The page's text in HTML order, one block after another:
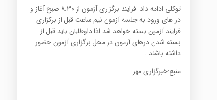
توکلی ادامه داد: فرایند برگزاری آزمون از ۸.۳۰ صبح آغاز و
در های ورود به جلسه آزمون نیم ساعت قبل از برگزاری
فرایند آزمون بسته خواهد شد اذا داوطلبان باید قبل از
بسته شدن درهای آزمون در محل برگزاری آزمون حضور
داشته باشند .
منبع:خبرگزاری مهر